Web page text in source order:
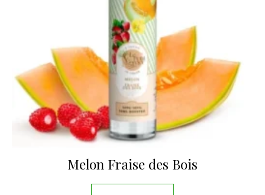
Melon Fraise des Bois